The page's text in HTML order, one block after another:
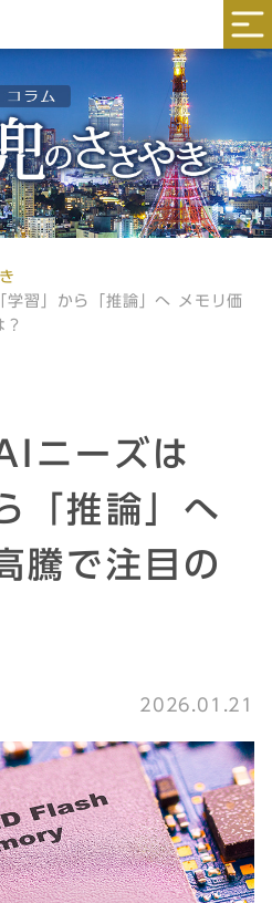
習」から「推論」へ メモリ価
ーズは
「推論」へ
騰で注目の
2026.01.21